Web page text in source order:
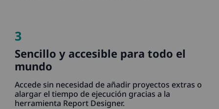
3
Sencillo y accesible para todo el
mundo
Accede sin necesidad de añadir proyectos extras o
alargar el tiempo de ejecución gracias a la
herramienta Report Designer.